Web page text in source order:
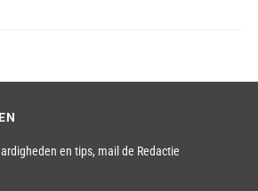
en tips, mail de Redactie